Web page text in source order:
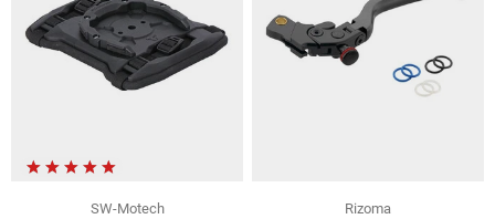
SW-Motech
Rizoma